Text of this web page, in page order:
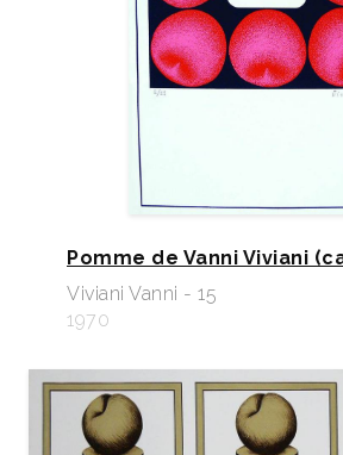
Pomme de Vanni Viviani
Viviani Vanni - 15
1970